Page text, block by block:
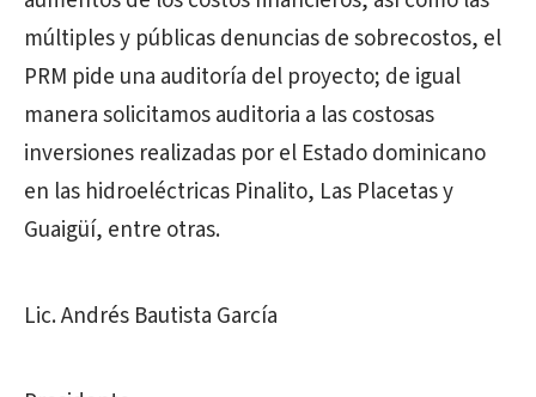
múltiples y públicas denuncias de sobrecostos, el
PRM pide una auditoría del proyecto; de igual
manera solicitamos auditoria a las costosas
inversiones realizadas por el Estado dominicano
en las hidroeléctricas Pinalito, Las Placetas y
Guaigüí, entre otras.
Lic. Andrés Bautista García